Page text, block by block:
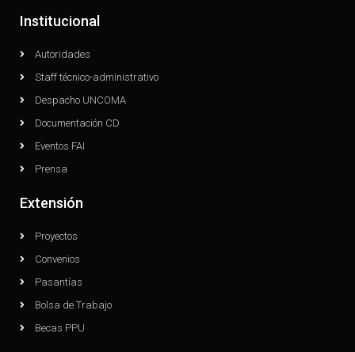
Institucional
Autoridades
Staff técnico-administrativo
Despacho UNCOMA
Documentación CD
Eventos FAI
Prensa
Extensión
Proyectos
Convenios
Pasantías
Bolsa de Trabajo
Becas PPU